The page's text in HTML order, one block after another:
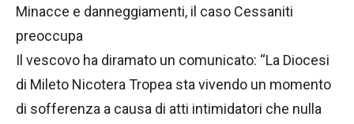
Minacce e danneggiamenti, il caso Cessaniti
preoccupa
Il vescovo ha diramato un comunicato: “La Diocesi
di Mileto Nicotera Tropea sta vivendo un momento
di sofferenza a causa di atti intimidatori che nulla